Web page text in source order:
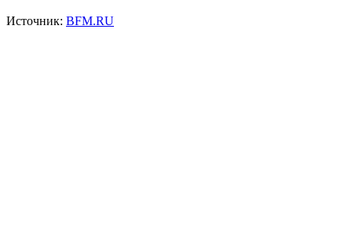
Источник: BFM.RU